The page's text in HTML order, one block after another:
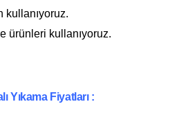
kullanıyoruz.
ürünleri kullanıyoruz.
Yıkama Fiyatları :